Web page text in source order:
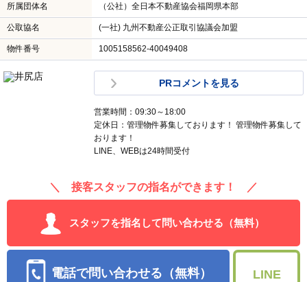
所属団体名 （公社）全日本不動産協会福岡県本部
公取協名 (一社) 九州不動産公正取引協議会加盟
物件番号 1005158562-40049408
PRコメントを見る
営業時間：09:30～18:00
定休日：管理物件募集しております！ 管理物件募集して
おります！
LINE、WEBは24時間受付
＼ 接客スタッフの指名ができます！ ／
スタッフを指名して問い合わせる（無料）
電話で問い合わせる（無料） LINE